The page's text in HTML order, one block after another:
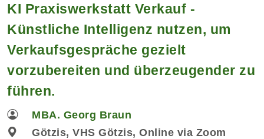
KI Praxiswerkstatt Verkauf -
Künstliche Intelligenz nutzen, um
Verkaufsgespräche gezielt
vorzubereiten und überzeugender zu
führen.
MBA. Georg Braun
Götzis, VHS Götzis, Online via Zoom